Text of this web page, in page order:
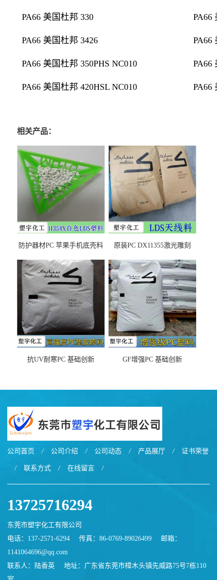
PA66 美国杜邦 330 PA66
PA66 美国杜邦 3426 PA66
PA66 美国杜邦 350PHS NC010 PA66
PA66 美国杜邦 420HSL NC010 PA66
相关产品：
防护器材PC 苹果手机底壳料
之忧
原装PC DX11355激光雕刻
抗UV耐寒PC 基础创新
GF增强PC 基础创新
公司首页 / 公司介绍 / 公司动态 / 产品展厅 / 证书荣誉
/ 联系方式 / 在线留言 /
13725716294
东莞市塑宇化工有限公司
电话：137-2571-6294
传真：86-0769-89026499
邮箱：
1141064696@qq.com
联系人：陆香英
地址：广东省东莞市樟木头镇先威路75号7栋110